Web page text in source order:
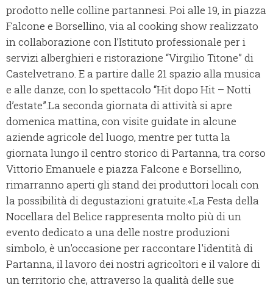
prodotto nelle colline partannesi. Poi alle 19, in piazza
Falcone e Borsellino, via al cooking show realizzato
in collaborazione con l’Istituto professionale per i
servizi alberghieri e ristorazione “Virgilio Titone” di
Castelvetrano. E a partire dalle 21 spazio alla musica
e alle danze, con lo spettacolo “Hit dopo Hit – Notti
d’estate”.La seconda giornata di attività si apre
domenica mattina, con visite guidate in alcune
aziende agricole del luogo, mentre per tutta la
giornata lungo il centro storico di Partanna, tra corso
Vittorio Emanuele e piazza Falcone e Borsellino,
rimarranno aperti gli stand dei produttori locali con
la possibilità di degustazioni gratuite.«La Festa della
Nocellara del Belice rappresenta molto più di un
evento dedicato a una delle nostre produzioni
simbolo, è un'occasione per raccontare l'identità di
Partanna, il lavoro dei nostri agricoltori e il valore di
un territorio che, attraverso la qualità delle sue